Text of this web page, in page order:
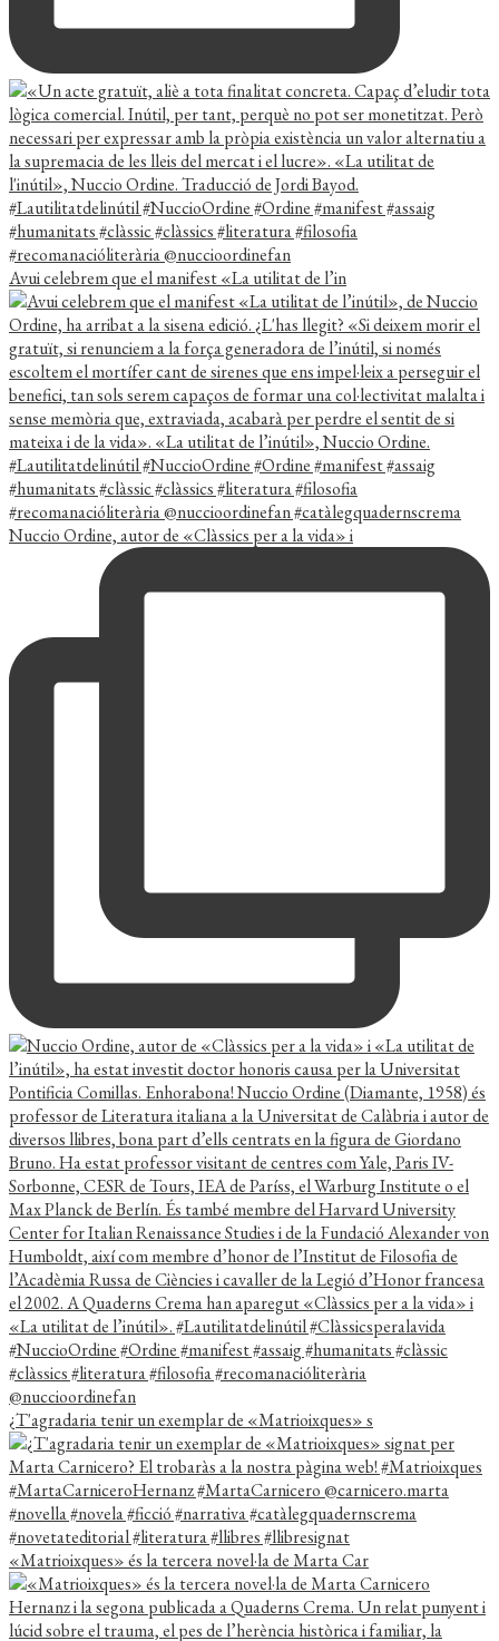
Avui celebrem que el manifest «La utilitat de l’in
Nuccio Ordine, autor de «Clàssics per a la vida» i
¿T'agradaria tenir un exemplar de «Matrioixques» s
«Matrioixques» és la tercera novel·la de Marta Car